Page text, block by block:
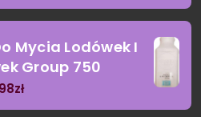
Mycia Lodówek I
Group 750
zł